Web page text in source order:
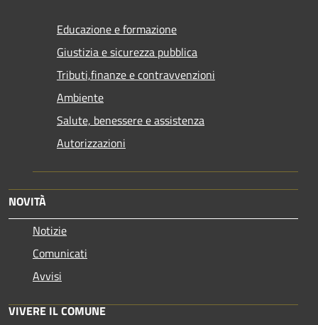
Educazione e formazione
Giustizia e sicurezza pubblica
Tributi,finanze e contravvenzioni
Ambiente
Salute, benessere e assistenza
Autorizzazioni
NOVITÀ
Notizie
Comunicati
Avvisi
VIVERE IL COMUNE